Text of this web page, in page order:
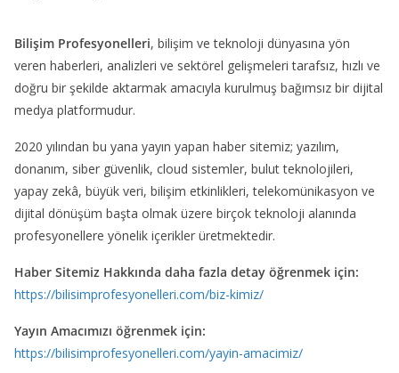
Bilişim Profesyonelleri, bilişim ve teknoloji dünyasına yön
veren haberleri, analizleri ve sektörel gelişmeleri tarafsız, hızlı ve
doğru bir şekilde aktarmak amacıyla kurulmuş bağımsız bir dijital
medya platformudur.
2020 yılından bu yana yayın yapan haber sitemiz; yazılım,
donanım, siber güvenlik, cloud sistemler, bulut teknolojileri,
yapay zekâ, büyük veri, bilişim etkinlikleri, telekomünikasyon ve
dijital dönüşüm başta olmak üzere birçok teknoloji alanında
profesyonellere yönelik içerikler üretmektedir.
Haber Sitemiz Hakkında daha fazla detay öğrenmek için:
https://bilisimprofesyonelleri.com/biz-kimiz/
Yayın Amacımızı öğrenmek için:
https://bilisimprofesyonelleri.com/yayin-amacimiz/